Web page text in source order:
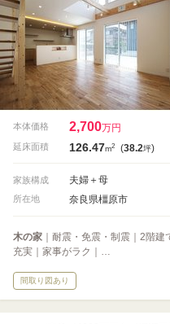
本体価格 2,700万円
延床面積 126.47m2 (38.2坪)
家族構成 夫婦＋母
所在地 奈良県橿原市
木の家 ｜耐震・免震・制震｜2階
充実｜家事がラク｜…
間取り図あり